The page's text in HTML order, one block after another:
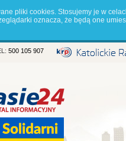
pliki cookies. Stosujemy je w
oznacza, że będą one
500 105 907